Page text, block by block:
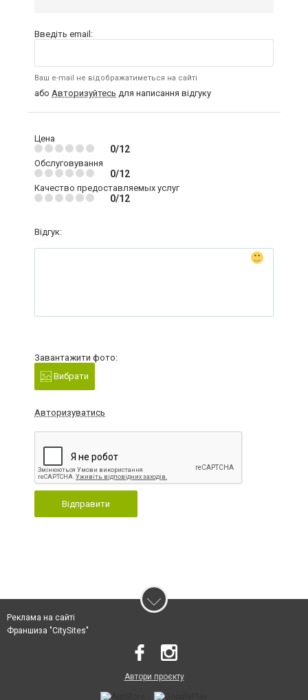
Введіть email:
Ваш e-mail не відображатиметься на сайті
або Авторизуйтесь для написання відгуку
Цена
0/12
Обслуговування
0/12
Качество предоставляемых услуг
0/12
Відгук:
Завантажити фото:
Вибрати
Авторизуватись
Відправити
Реклама на сайті
Франшиза "CitySites"
Автори проєкту